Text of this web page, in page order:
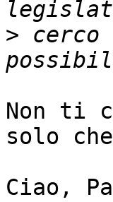
> cerco
Non ti
solo
Ciao,